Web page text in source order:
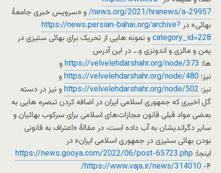
news.org/2021/hranews/a-29957/ و «سرویس خبری جامعۀ
بهائی» در https://news.persian-bahai.org/archive?
category_id=228 و نمونه هایی از تحریک برای بهائی ستیزی در
یمن و مالزی و اندونزی و… در این آدرس
ها: https://velvelehdarshahr.org/node/373 و
نیز: https://velvelehdarshahr.org/node/480 و
نیز: https://velvelehdarshahr.org/node/502 و نیز در دسته
گل اخیری که جمهوری اسلامی ایران در اضافه کردن تبصره هایی به
بعضی مواد قبلی قانون مجازات‌های اسلامی برای سرکوب بهائیان و
سایر دگراندیشان به آب داده است، در مقالۀ «اعتراف به قانونی
بودن بهائی ستیزی در جمهوری اسلامی ایران» در
اینجا: https://news.gooya.com/2022/06/post-65723.php
۴- https://www.vaja.ir/news/314010/